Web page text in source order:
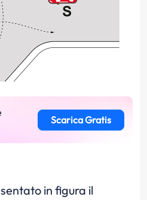
Scarica Gratis
in figura il